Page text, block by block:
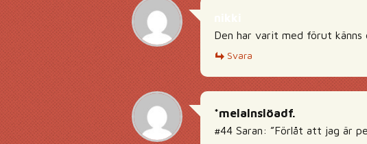
Den har varit med förut
Svara
*melalnslöadf.
#44 Saran: ”Förlåt att jag är